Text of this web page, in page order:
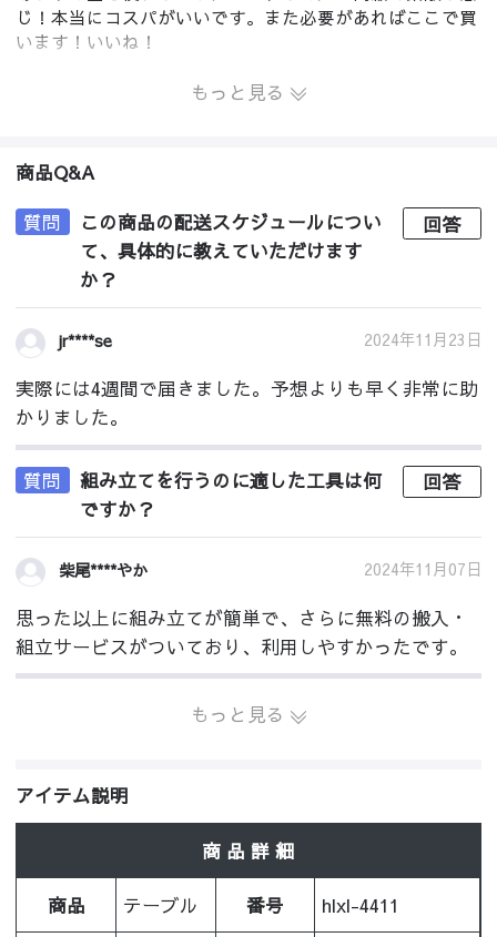
じ！本当にコスパがいいです。また必要があればここで買
います！いいね！
もっと見る
商品Q&A
質問
この商品の配送スケジュールについ
て、具体的に教えていただけます
か？
回答
jr****se 2024年11月23日
実際には4週間で届きました。予想よりも早く非常に助
かりました。
質問
組み立てを行うのに適した工具は何
ですか？
回答
柴尾****やか 2024年11月07日
思った以上に組み立てが簡単で、さらに無料の搬入・
組立サービスがついており、利用しやすかったです。
もっと見る
アイテム説明
商 品 詳 細
商品 テーブル 番号 hlxl-4411